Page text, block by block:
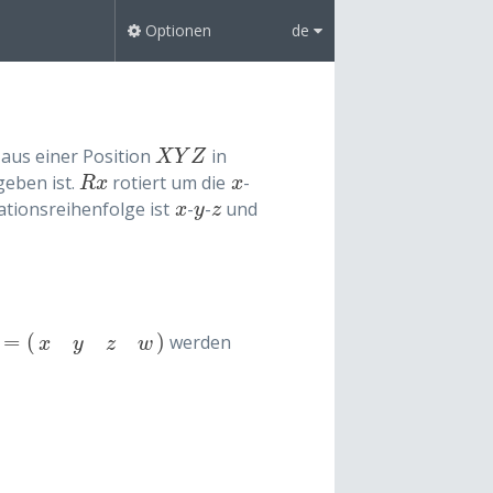
einer Position XY Z
XYZ
in
ist. Rx
Rx rotiert um die x
x-
ist x
x-y
y-z
z und
= ( x y z w )
=(x yzw
werden
Optionen de